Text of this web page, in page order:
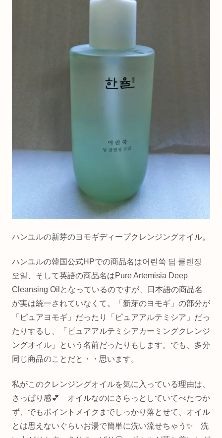
ハンユルの新芽のヨモギディープクレンジングオイル。
ハンユルの韓国公式HPでの商品名は어린쑥 딥 클렌징
오일、そして英語の商品名はPure Artemisia Deep
Cleansing Oilとなっているのですが、日本語の商品名
が実は統一されていなくて。「新芽のヨモギ」の部分が
「ピュアヨモギ」だったり「ピュアアルテミシア」だっ
たりするし、「ピュアアルテミシアカーミングクレンジ
ングオイル」という名前だったりもします。でも、多分
同じ商品のことだと・・思います。
私がこのクレンジングオイルを気に入っている理由は、
さっぱり感💕 オイルなのにさらっとしていてべたつか
ず、でもポイントメイクまでしっかり落とせて、オイル
とは思えないぐらいお湯で簡単に洗い流せちゃう✨ 洗